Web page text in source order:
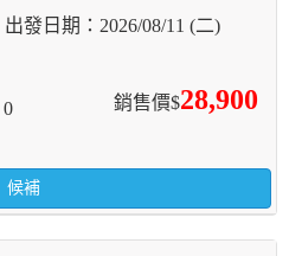
2026/08/11 (二)
銷售價$28,900
0
候補